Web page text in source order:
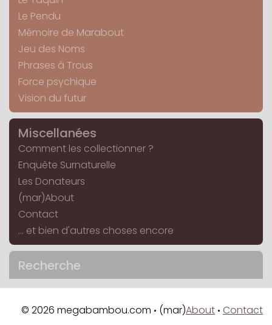
Le Pendu
Mémoire de Marabout
Jeu des Noms
Phrases à Trous
Force psychique
Vision du futur
Miscellanées
Comment les collectionner ?
Enquête Surnaturelle
Les Donateurs
(mar)About
Contact
... et bien d'autres choses encore
Recherche
© 2026 megabambou.com • (mar)About • Contact